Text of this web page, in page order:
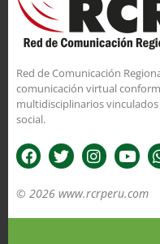
Red de Comunicación
comunicación virtual
multidisciplinarios
social.
© 2026 www.rcrperu.com